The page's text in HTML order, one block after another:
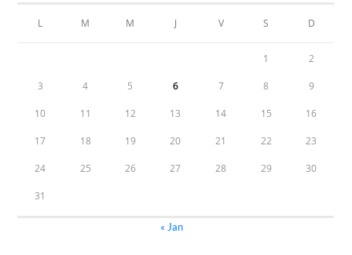
L M M J V S D
1 2
3 4 5 6 7 8 9
10 11 12 13 14 15 16
17 18 19 20 21 22 23
24 25 26 27 28 29 30
31
« Jan